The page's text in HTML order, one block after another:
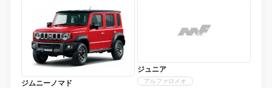
ジムニーノマド
ジュニア
アルファロメオ